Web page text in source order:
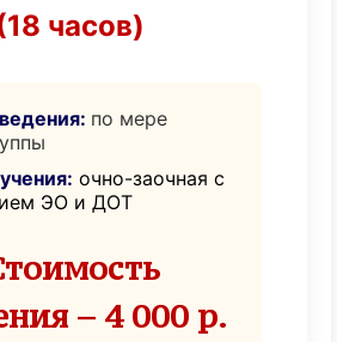
часов)
по мере
очно-заочная с
ЭО и ДОТ
– 4 000 р.